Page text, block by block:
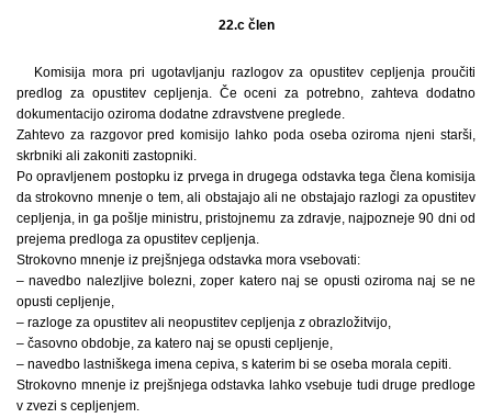
22.c člen
Komisija mora pri ugotavljanju razlogov za opustitev cepljenja proučiti
predlog za opustitev cepljenja. Če oceni za potrebno, zahteva dodatno
dokumentacijo oziroma dodatne zdravstvene preglede.
Zahtevo za razgovor pred komisijo lahko poda oseba oziroma njeni starši,
skrbniki ali zakoniti zastopniki.
Po opravljenem postopku iz prvega in drugega odstavka tega člena komisija
da strokovno mnenje o tem, ali obstajajo ali ne obstajajo razlogi za opustitev
cepljenja, in ga pošlje ministru, pristojnemu za zdravje, najpozneje 90 dni od
prejema predloga za opustitev cepljenja.
Strokovno mnenje iz prejšnjega odstavka mora vsebovati:
– navedbo nalezljive bolezni, zoper katero naj se opusti oziroma naj se ne
opusti cepljenje,
– razloge za opustitev ali neopustitev cepljenja z obrazložitvijo,
– časovno obdobje, za katero naj se opusti cepljenje,
– navedbo lastniškega imena cepiva, s katerim bi se oseba morala cepiti.
Strokovno mnenje iz prejšnjega odstavka lahko vsebuje tudi druge predloge
v zvezi s cepljenjem.